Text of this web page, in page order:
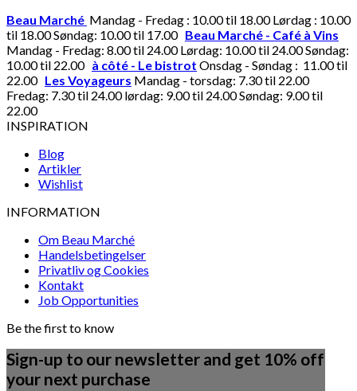
Beau Marché Mandag - Fredag : 10.00 til 18.00 Lørdag : 10.00
til 18.00 Søndag: 10.00 til 17.00 Beau Marché - Café à Vins
Mandag - Fredag: 8.00 til 24.00 Lørdag: 10.00 til 24.00 Søndag:
10.00 til 22.00 à côté - Le bistrot Onsdag - Søndag : 11.00 til
22.00 Les Voyageurs Mandag - torsdag: 7.30 til 22.00
Fredag: 7.30 til 24.00 lørdag: 9.00 til 24.00 Søndag: 9.00 til
22.00
INSPIRATION
Blog
Artikler
Wishlist
INFORMATION
Om Beau Marché
Handelsbetingelser
Privatliv og Cookies
Kontakt
Job Opportunities
Be the first to know
Sign-up to our newsletter and get 10% off
your next purchase